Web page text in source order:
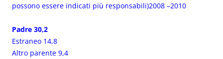
possono essere indicati più responsabili)2008 –2010
Padre 30,2
Estraneo 14,8
Altro parente 9,4